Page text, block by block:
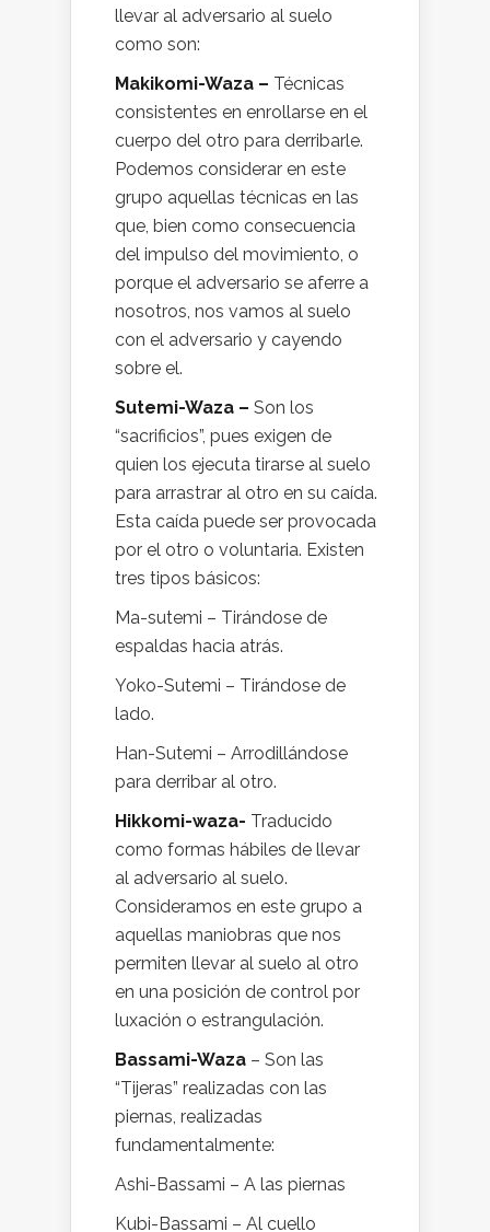
llevar al adversario al suelo
como son:
Makikomi-Waza – Técnicas
consistentes en enrollarse en el
cuerpo del otro para derribarle.
Podemos considerar en este
grupo aquellas técnicas en las
que, bien como consecuencia
del impulso del movimiento, o
porque el adversario se aferre a
nosotros, nos vamos al suelo
con el adversario y cayendo
sobre el.
Sutemi-Waza – Son los
“sacrificios”, pues exigen de
quien los ejecuta tirarse al suelo
para arrastrar al otro en su caída.
Esta caída puede ser provocada
por el otro o voluntaria. Existen
tres tipos básicos:
Ma-sutemi – Tirándose de
espaldas hacia atrás.
Yoko-Sutemi – Tirándose de
lado.
Han-Sutemi – Arrodillándose
para derribar al otro.
Hikkomi-waza- Traducido
como formas hábiles de llevar
al adversario al suelo.
Consideramos en este grupo a
aquellas maniobras que nos
permiten llevar al suelo al otro
en una posición de control por
luxación o estrangulación.
Bassami-Waza – Son las
“Tijeras” realizadas con las
piernas, realizadas
fundamentalmente:
Ashi-Bassami – A las piernas
Kubi-Bassami – Al cuello